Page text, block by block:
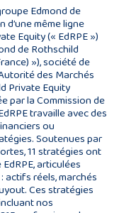
Edmond de
même ligne
Equity (« EdRPE »)
de Rothschild
»), société de
des Marchés
Private Equity
par la Commission de
travaille avec des
ou
Soutenues par
11 stratégies ont
articulées
actifs réels, marchés
Ces stratégies
nos